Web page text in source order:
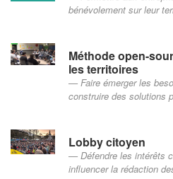
bénévolement sur leur
Méthode open-
les territoires
Faire émerger les
construire des solutions
Lobby citoyen
Défendre les intérêts
influencer la rédaction